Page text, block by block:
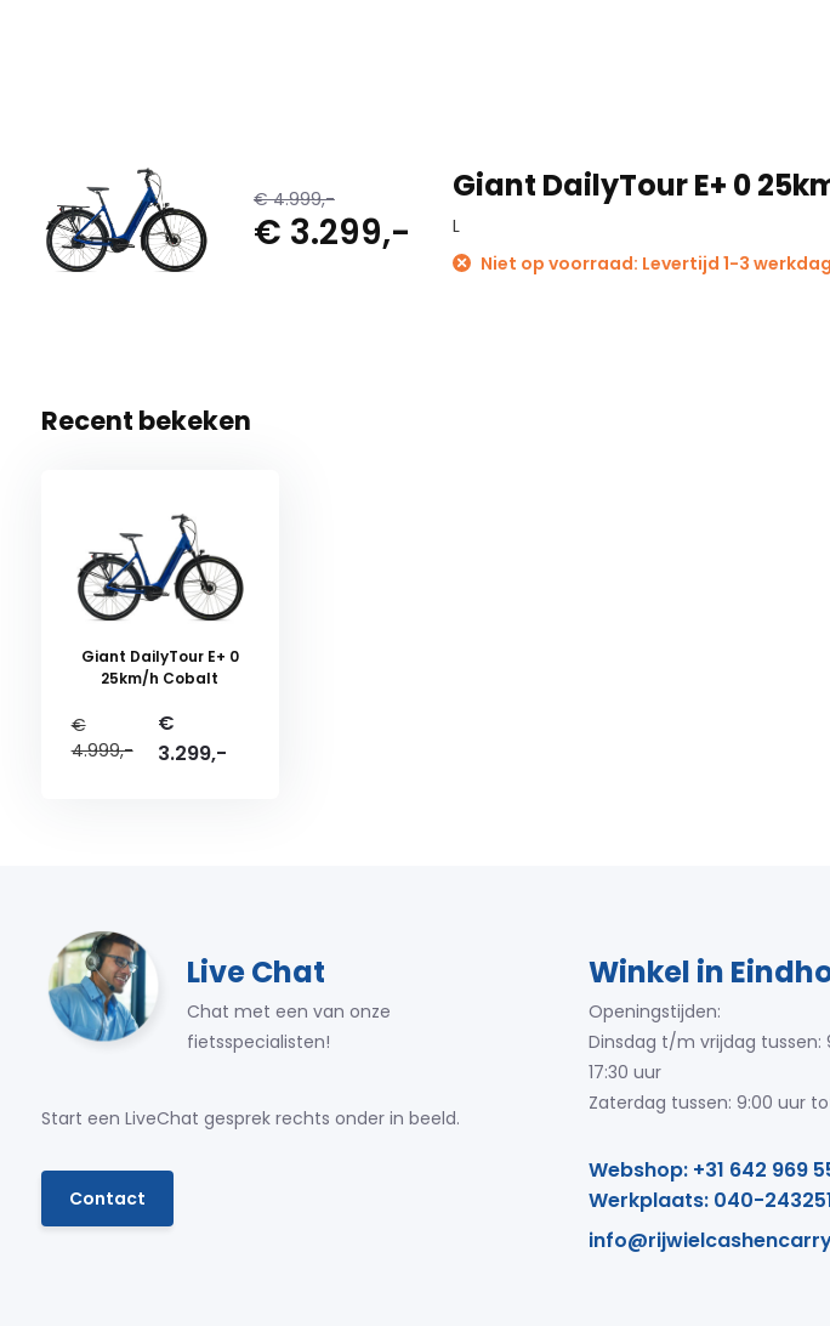
€ 4.999,-
€ 3.299,-
Giant DailyTour E+ 0
L
Niet op voorraad: Levertijd 1-3
Recent bekeken
Giant DailyTour E+ 0
25km/h Cobalt
€
4.999,-
€
3.299,-
Live Chat
Chat met een van onze
fietsspecialisten!
Start een LiveChat gesprek rechts onder in beeld.
Contact
Winkel in
Openingstijden:
Dinsdag t/m vrijdag tussen:
17:30 uur
Zaterdag tussen: 9:00 uur
Webshop: +31 642 969
Werkplaats: 040-